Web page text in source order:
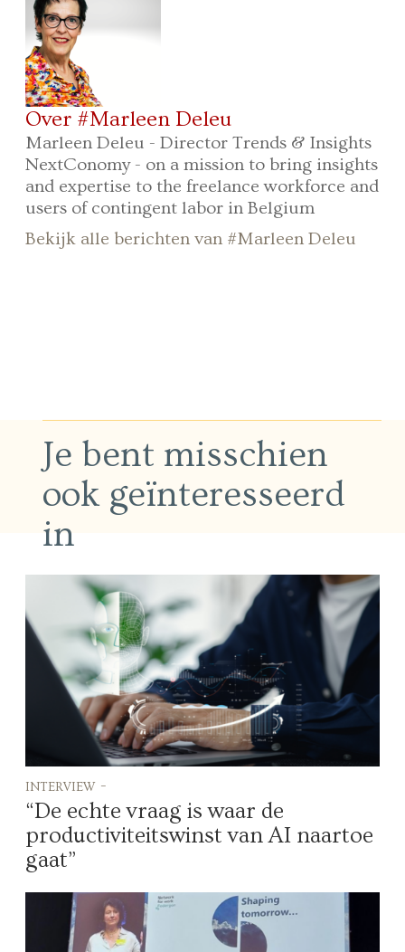
Over #Marleen Deleu
Marleen Deleu - Director Trends & Insights
NextConomy - on a mission to bring insights
and expertise to the freelance workforce and
users of contingent labor in Belgium
Bekijk alle berichten van #Marleen Deleu
Je bent misschien
ook geïnteresseerd
in
interview -
“De echte vraag is waar de
productiviteitswinst van AI naartoe
gaat”